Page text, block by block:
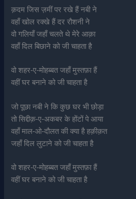
क़दम जिस ज़मीं पर रखे हैं नबी ने
वहाँ खोल रक्खे हैं दर रौशनी ने
वो गलियाँ जहाँ चलते थे मेरे आक़ा
वहाँ दिल बिछाने को जी चाहता है
वो शहर-ए-मोहब्बत जहाँ मुस्तफ़ा हैं
वहीं घर बनाने को जी चाहता है
जो पूछा नबी ने कि कुछ घर भी छोड़ा
तो सिद्दीक़-ए-अकबर के होंटों पे आया
वहाँ माल-ओ-दौलत की क्या है हक़ीक़त
जहाँ दिल लुटाने को जी चाहता है
वो शहर-ए-मोहब्बत जहाँ मुस्तफ़ा हैं
वहीं घर बनाने को जी चाहता है